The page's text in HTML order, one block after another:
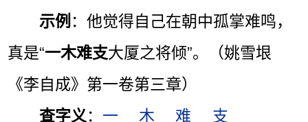
示例 ：他觉得自己在朝中孤掌难鸣，
真是“一木难支大厦之将倾”。（姚雪垠
《李自成》第一卷第三章）
查字义 ： 一 木 难
支